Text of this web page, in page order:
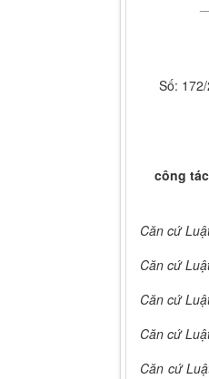
Số:
công
Căn cứ
Căn cứ
Căn cứ
Căn cứ
Căn cứ